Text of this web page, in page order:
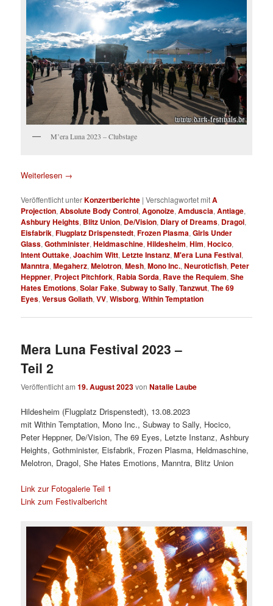
M’era Luna 2023 – Clubstage
Weiterlesen →
Veröffentlicht unterKonzertberichte |Verschlagwortet mitA
Projection,Absolute Body Control,Agonoize,Amduscia,Antiage,
Ashbury Heights, Blitz Union, De/Vision, Diary of Dreams, Dragol,
Eisfabrik,Flugplatz Drispenstedt,Frozen Plasma,Girls Under
Glass,Gothminister,Heldmaschine,Hildesheim,Him,Hocico,
Intent Outtake,Joachim Witt, Letzte Instanz,M'era Luna Festival,
Manntra,Megaherz,Melotron,Mesh,Mono Inc.,Neuroticfish, Peter
Heppner, Project Pitchfork, Rabia Sorda, Rave the Requiem,She
Hates Emotions,Solar Fake,Subway to Sally,Tanzwut,The 69
Eyes,Versus Goliath,VV,Wisborg,Within Temptation
Mera Luna Festival 2023 –
Teil 2
Veröffentlicht am19. August 2023vonNatalie Laube
Hildesheim (Flugplatz Drispenstedt), 13.08.2023
mit Within Temptation, Mono Inc., Subway to Sally, Hocico,
Peter Heppner, De/Vision, The 69 Eyes, Letzte Instanz, Ashbury
Heights, Gothminister, Eisfabrik, Frozen Plasma, Heldmaschine,
Melotron, Dragol, She Hates Emotions, Manntra, Blitz Union
Link zur Fotogalerie Teil 1
Link zum Festivalbericht